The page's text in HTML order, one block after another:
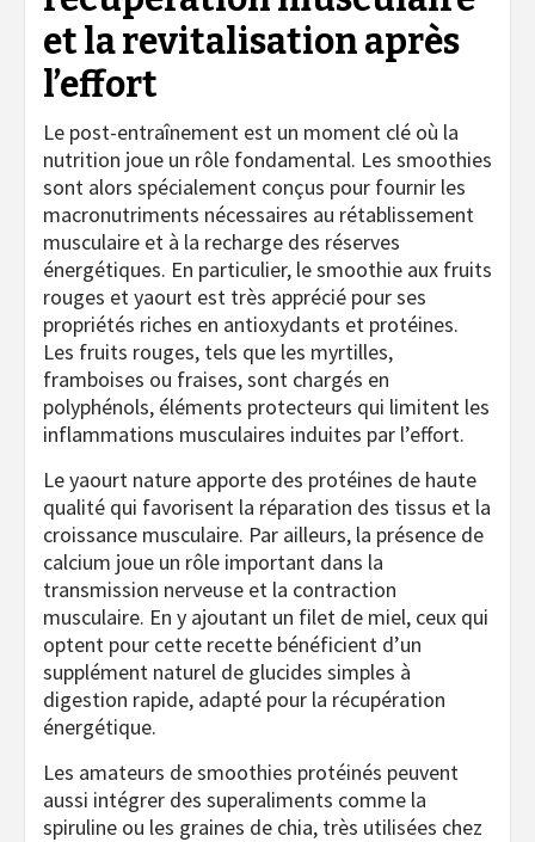
et la revitalisation après
l’effort
Le post-entraînement est un moment clé où la
nutrition joue un rôle fondamental. Les smoothies
sont alors spécialement conçus pour fournir les
macronutriments nécessaires au rétablissement
musculaire et à la recharge des réserves
énergétiques. En particulier, le smoothie aux fruits
rouges et yaourt est très apprécié pour ses
propriétés riches en antioxydants et protéines.
Les fruits rouges, tels que les myrtilles,
framboises ou fraises, sont chargés en
polyphénols, éléments protecteurs qui limitent les
inflammations musculaires induites par l’effort.
Le yaourt nature apporte des protéines de haute
qualité qui favorisent la réparation des tissus et la
croissance musculaire. Par ailleurs, la présence de
calcium joue un rôle important dans la
transmission nerveuse et la contraction
musculaire. En y ajoutant un filet de miel, ceux qui
optent pour cette recette bénéficient d’un
supplément naturel de glucides simples à
digestion rapide, adapté pour la récupération
énergétique.
Les amateurs de smoothies protéinés peuvent
aussi intégrer des superaliments comme la
spiruline ou les graines de chia, très utilisées chez